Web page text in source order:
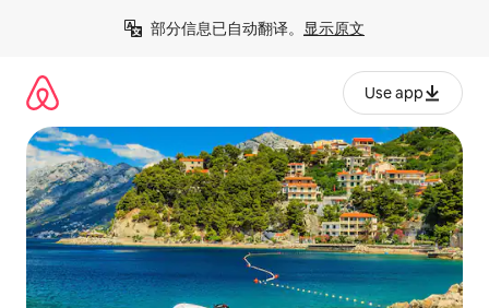
部分信息已自动翻译。 显示原文
Use app